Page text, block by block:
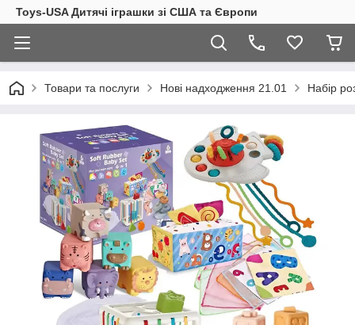
Toys-USA Дитячі іграшки зі США та Європи
Товари та послуги Нові надходження 21.01 Набір